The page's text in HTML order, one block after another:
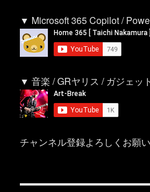
▼ Microsoft 365 Copilot /
▼ 音楽 / GRヤリス / ガジェッ
チャンネル登録よろしくお願